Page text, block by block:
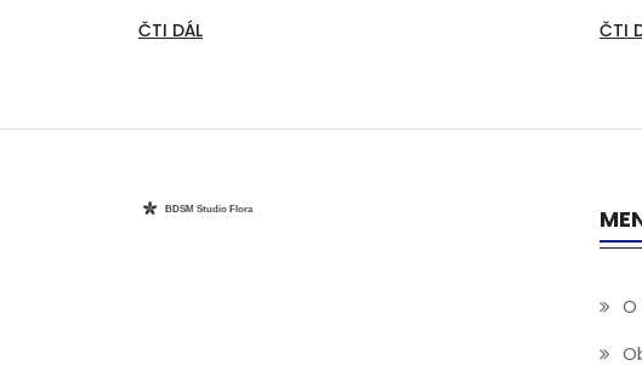
zanechává pleť hebkou a pružnou. V článku se
ČTI DÁL ČTI
O